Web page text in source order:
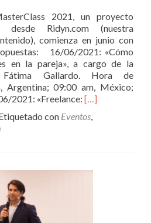
2021, un proyecto
desde Ridyn.com (nuestra
comienza en junio con
16/06/2021: «Cómo
en la pareja», a cargo de la
Fátima Gallardo. Hora de
Argentina; 09:00 am, México;
2021: «Freelance: Leer
el
2021
[…]
con Eventos,